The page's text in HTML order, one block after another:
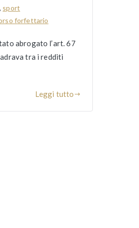
, sport
forfettario
abrogato l’art. 67
tra i redditi
Leggi tutto